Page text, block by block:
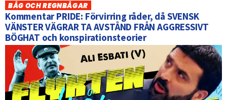
BÅG OCH REGNBÅGAR
Kommentar PRIDE: Förvirring råder, då SVENSK
VÄNSTER VÄGRAR TA AVSTÅND FRÅN AGGRESSIVT
BÖGHAT och konspirationsteorier